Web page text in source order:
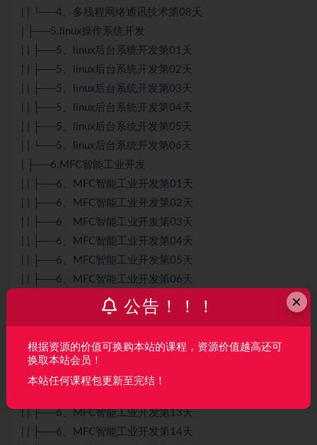
| | └──4、多线程网络通讯技术第08天
| ├──5.linux操作系统开发
| | ├──5、linux后台系统开发第01天
| | ├──5、linux后台系统开发第02天
| | ├──5、linux后台系统开发第03天
| | ├──5、linux后台系统开发第04天
| | ├──5、linux后台系统开发第05天
| | └──5、linux后台系统开发第06天
| ├──6.MFC智能工业开发
| | ├──6、MFC智能工业开发第01天
| | ├──6、MFC智能工业开发第02天
| | ├──6、MFC智能工业开发第03天
| | ├──6、MFC智能工业开发第04天
| | ├──6、MFC智能工业开发第05天
| | ├──6、MFC智能工业开发第06天
| | ├──6、MFC智能工业开发第07天
| | ├──6、MFC智能工业开发第08天
| | ├──6、MFC智能工业开发第10天
| | ├──6、MFC智能工业开发第11天
| | ├──6、MFC智能工业开发第13天
| | ├──6、MFC智能工业开发第14天
×
公告！！！
根据资源的价值可换购本站的课程，资源价值越高还可
换取本站会员！
本站任何课程包更新至完结！